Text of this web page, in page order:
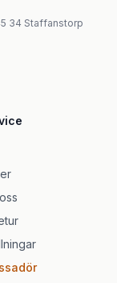
34 Staffanstorp